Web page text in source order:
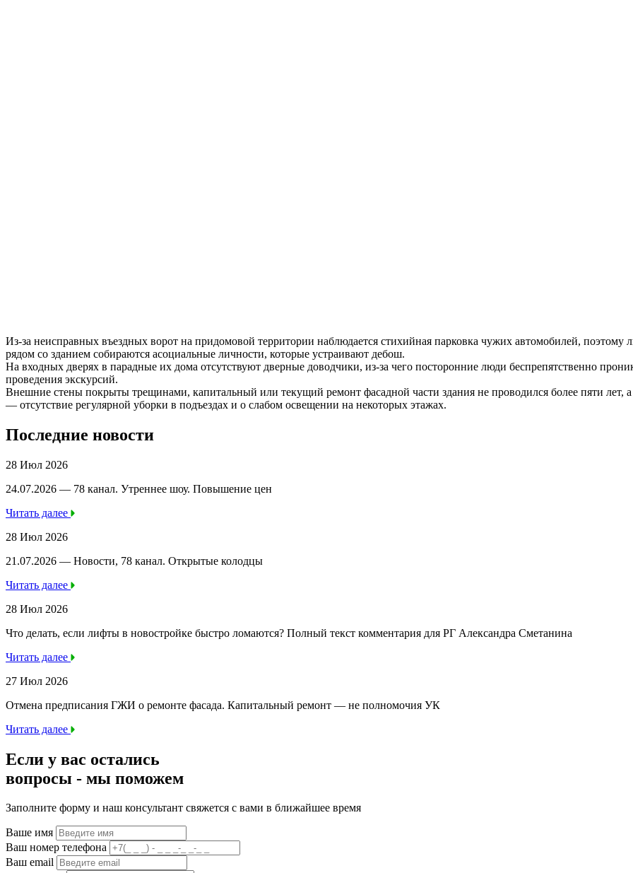
Из-за неисправных въездных ворот на придомовой территории наблюдается стихийная парковка чужих автомобилей, поэтому
рядом со зданием собираются асоциальные личности, которые устраивают дебош.
На входных дверях в парадные их дома отсутствуют дверные доводчики, из-за чего посторонние люди беспрепятственно
проведения экскурсий.
Внешние стены покрыты трещинами, капитальный или текущий ремонт фасадной части здания не проводился более пяти
— отсутствие регулярной уборки в подъездах и о слабом освещении на некоторых этажах.
Последние новости
28 Июл 2026
24.07.2026 — 78 канал. Утреннее шоу. Повышение цен
Читать далее
28 Июл 2026
21.07.2026 — Новости, 78 канал. Открытые колодцы
Читать далее
28 Июл 2026
Что делать, если лифты в новостройке быстро ломаются? Полный текст комментария для РГ Александра Сметанина
Читать далее
27 Июл 2026
Отмена предписания ГЖИ о ремонте фасада. Капитальный ремонт — не полномочия УК
Читать далее
Если у вас остались
вопросы - мы поможем
Заполните форму и наш консультант свяжется с вами в ближайшее время
Ваше имя
Ваш номер телефона
Ваш email